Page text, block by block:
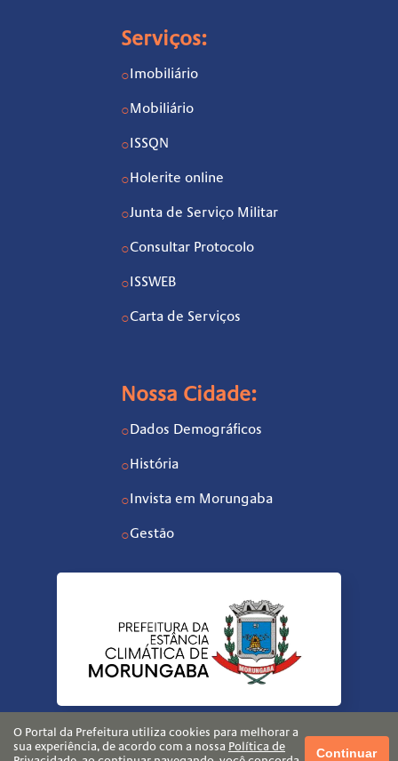
Serviços:
○ Imobiliário
○Mobiliário
○ ISSQN
○ Holerite online
○Junta de Serviço Militar
○Consultar Protocolo
○ ISSWEB
○Carta de Serviços
Nossa Cidade:
○ Dados Demográficos
○ História
○ Invista em Morungaba
○Gestão
O Portal da Prefeitura utiliza cookies para melhorar a
sua experiência, de acordo com a nossa Política de
Continuar